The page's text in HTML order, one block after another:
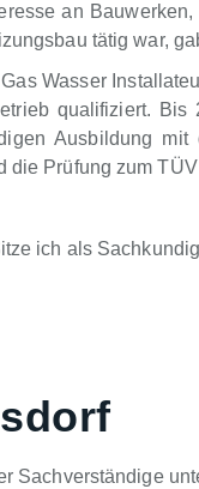
an
tätig war,
Wasser
qualifiziert.
Ausbildung
Prüfung zum
ich als
Sachverständige